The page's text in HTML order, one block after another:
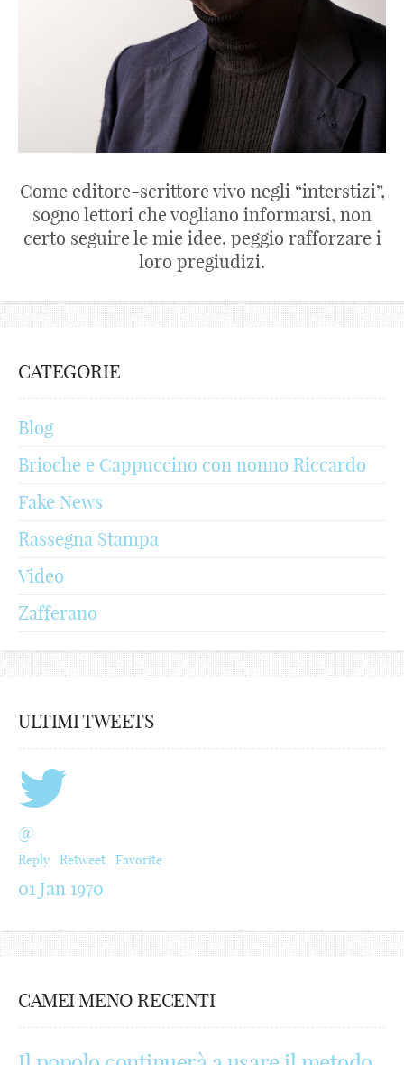
Come editore-scrittore vivo negli “interstizi”,
sogno lettori che vogliano informarsi, non
certo seguire le mie idee, peggio rafforzare i
loro pregiudizi.
CATEGORIE
Blog
Brioche e Cappuccino con nonno Riccardo
Fake News
Rassegna Stampa
Video
Zafferano
ULTIMI TWEETS
@
Reply Retweet Favorite
01 Jan 1970
CAMEI MENO RECENTI